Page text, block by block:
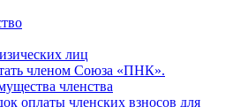
лиц
членом Союза «ПНК».
членства
оплаты членских взносов для